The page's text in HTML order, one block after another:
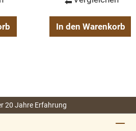
In den Warenkorb
20 Jahre Erfahrung